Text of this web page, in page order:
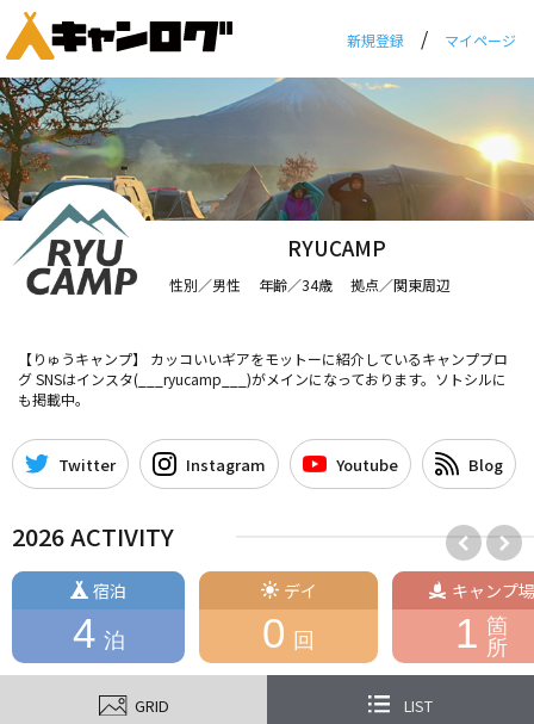
新規登録 / マイページ
RYUCAMP
性別／男性 年齢／34歳 拠点／関東周辺
【りゅうキャンプ】 カッコいいギアをモットーに紹介しているキャンプブロ
グ SNSはインスタ(___ryucamp___)がメインになっております。ソトシルに
も掲載中。
Twitter Instagram Youtube Blog
2026 ACTIVITY
宿泊
4 泊
デイ
0 回
キャンプ場
1 箇
所
GRID LIST